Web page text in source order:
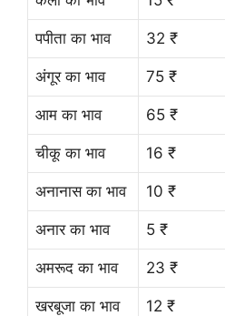
पपीता का भाव 32 ₹
अंगूर का भाव 75 ₹
आम का भाव 65 ₹
चीकू का भाव 16 ₹
अनानास का भाव 10 ₹
अनार का भाव 5 ₹
अमरूद का भाव 23 ₹
खरबूजा का भाव 12 ₹